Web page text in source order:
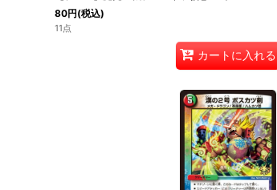
80円(税込)
11点
カートに入れる